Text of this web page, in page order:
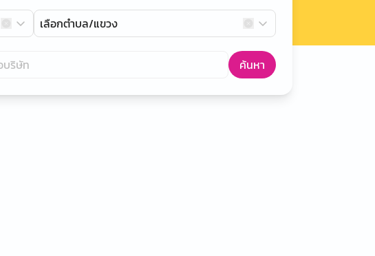
เลือกตำบล/แขวง
ค้นหา